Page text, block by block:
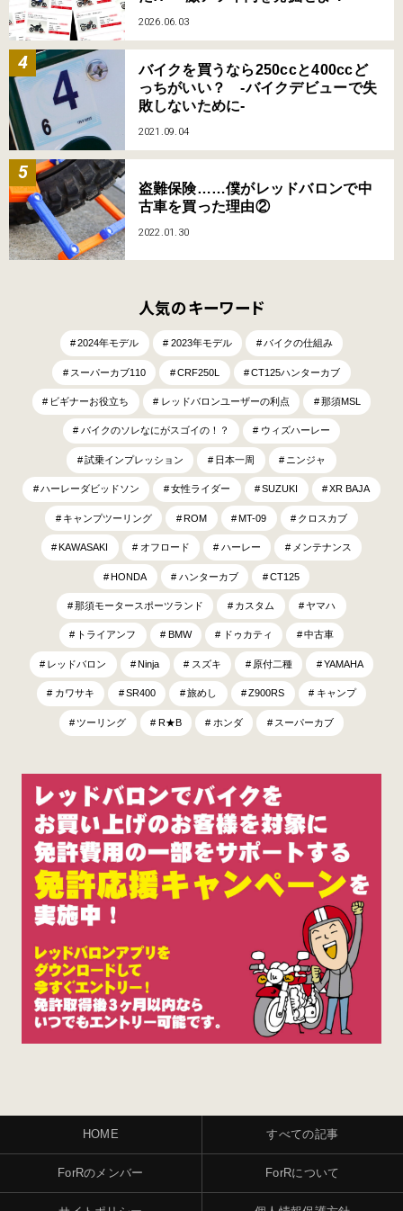
2026.06.03
バイクを買うなら250ccと400ccど
っちがいい？ -バイクデビューで失
敗しないために-
2021.09.04
盗難保険……僕がレッドバロンで中
古車を買った理由②
2022.01.30
人気のキーワード
2024年モデル 2023年モデル バイクの仕組み
スーパーカブ110 CRF250L CT125ハンターカブ
ビギナーお役立ち レッドバロンユーザーの利点 那須MSL
バイクのソレなにがスゴイの！？ ウィズハーレー
試乗インプレッション 日本一周 ニンジャ
ハーレーダビッドソン 女性ライダー SUZUKI XR BAJA
キャンプツーリング ROM MT-09 クロスカブ
KAWASAKI オフロード ハーレー メンテナンス
HONDA ハンターカブ CT125
那須モータースポーツランド カスタム ヤマハ
トライアンフ BMW ドゥカティ 中古車
レッドバロン Ninja スズキ 原付二種 YAMAHA
カワサキ SR400 旅めし Z900RS キャンプ
ツーリング R★B ホンダ スーパーカブ
HOME すべての記事
ForRのメンバー ForRについて